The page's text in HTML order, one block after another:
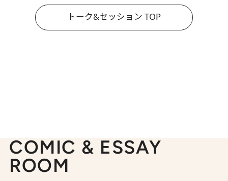
トーク&セッション TOP
COMIC & ESSAY
ROOM